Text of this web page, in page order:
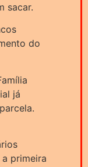
sacar.
do
já
primeira